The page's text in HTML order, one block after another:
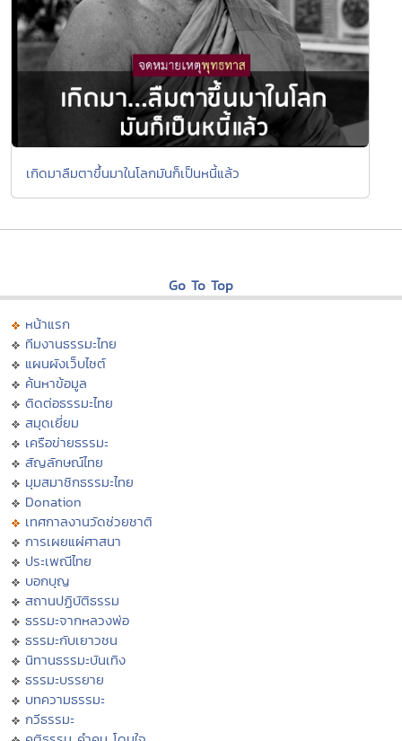
เกิดมาลืมตาขึ้นมาในโลกมันก็เป็นหนี้แล้ว
Go To Top
หน้าแรก
ทีมงานธรรมะไทย
แผนผังเว็บไซต์
ค้นหาข้อมูล
ติดต่อธรรมะไทย
สมุดเยี่ยม
เครือข่ายธรรมะ
สัญลักษณ์ไทย
มุมสมาชิกธรรมะไทย
Donation
เทศกาลงานวัดช่วยชาติ
การเผยแผ่ศาสนา
ประเพณีไทย
บอกบุญ
สถานปฏิบัติธรรม
ธรรมะจากหลวงพ่อ
ธรรมะกับเยาวชน
นิทานธรรมะบันเทิง
ธรรมะบรรยาย
บทความธรรมะ
กวีธรรมะ